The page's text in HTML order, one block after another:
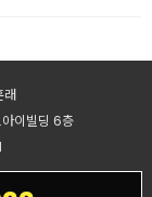
래
이빌딩 6층